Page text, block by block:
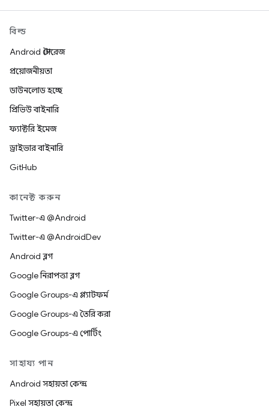
বিল্ড
Android স্টোরেজ
প্রয়োজনীয়তা
ডাউনলোড হচ্ছে
প্রিভিউ বাইনারি
ফ্যাক্টরি ইমেজ
ড্রাইভার বাইনারি
GitHub
কানেক্ট করুন
Twitter-এ @Android
Twitter-এ @AndroidDev
Android ব্লগ
Google নিরাপত্তা ব্লগ
Google Groups-এ প্ল্যাটফর্ম
Google Groups-এ তৈরি করা
Google Groups-এ পোর্টিং
সাহায্য পান
Android সহায়তা কেন্দ্র
Pixel সহায়তা কেন্দ্র